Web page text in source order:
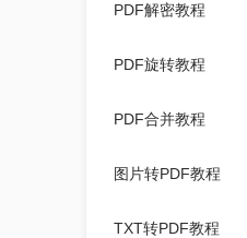
PDF解密教程
PDF旋转教程
PDF合并教程
图片转PDF教程
TXT转PDF教程